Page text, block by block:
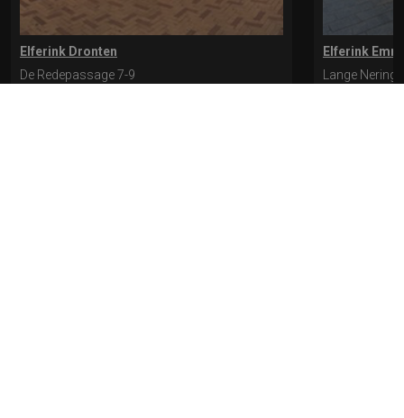
Elferink Dronten
De Redepassage 7-9
Elferink
Lange Nering